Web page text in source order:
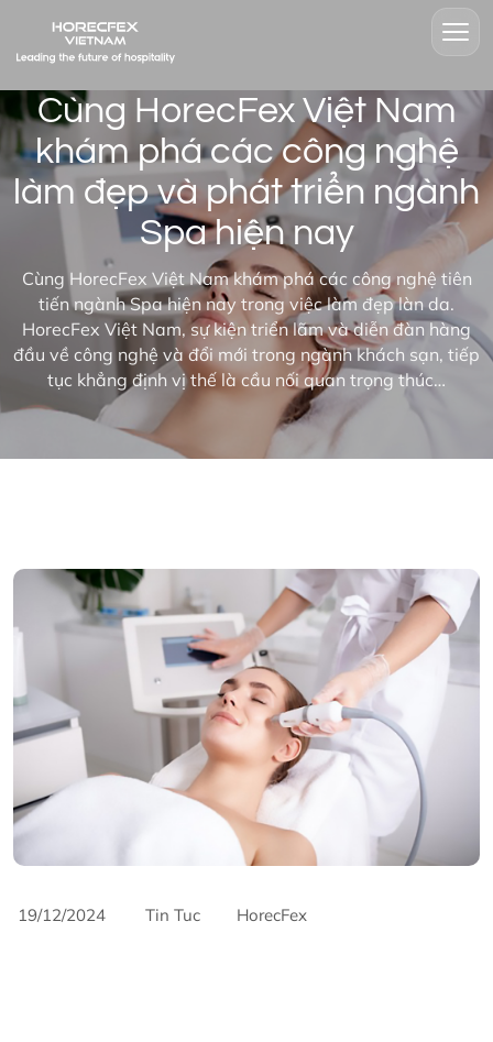
Cùng HorecFex Việt Nam
khám phá các công nghệ
làm đẹp và phát triển ngành
Spa hiện nay
Cùng HorecFex Việt Nam khám phá các công nghệ tiên
tiến ngành Spa hiện nay trong việc làm đẹp làn da.
HorecFex Việt Nam, sự kiện triển lãm và diễn đàn hàng
đầu về công nghệ và đổi mới trong ngành khách sạn, tiếp
tục khẳng định vị thế là cầu nối quan trọng thúc…
19/12/2024 Tin Tuc HorecFex